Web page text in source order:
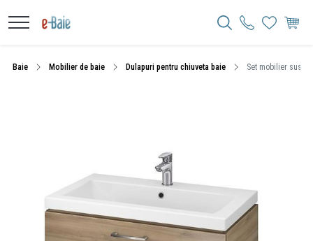
Baie Mobilier de baie Dulapuri pentru chiuveta baie Set mobilier